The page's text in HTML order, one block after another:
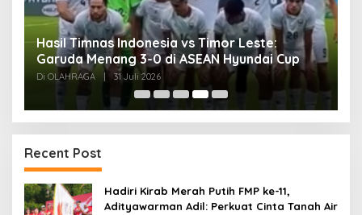
Atlético Madrid Hancurkan Getafe 5-0, Lolos
ke Semifinal Copa del Rey
Di Berita Terbaru, HEADLINE, OLAHRAGA, PILIHAN EDITOR |
30 Juli
2026
Recent Post
Hadiri Kirab Merah Putih FMP ke-11,
Adityawarman Adil: Perkuat Cinta Tanah Air